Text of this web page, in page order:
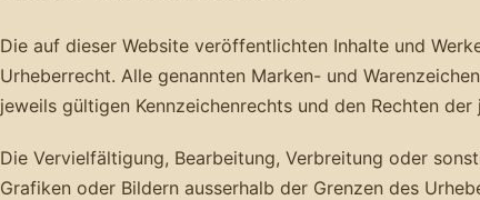
Die auf dieser Website veröffentlichten Inhalte und
Urheberrecht. Alle genannten Marken- und
jeweils gültigen Kennzeichenrechts und den Rechten der
Die Vervielfältigung, Bearbeitung, Verbreitung oder
Grafiken oder Bildern ausserhalb der Grenzen des